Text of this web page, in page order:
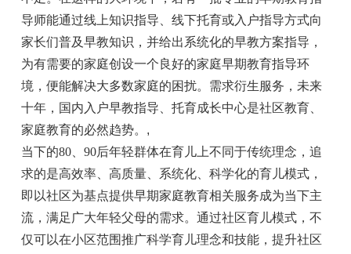
导师能通过线上知识指导、线下托育或入户指导方式向
家长们普及早教知识，并给出系统化的早教方案指导，
为有需要的家庭创设一个良好的家庭早期教育指导环
境，便能解决大多数家庭的困扰。需求衍生服务，未来
十年，国内入户早教指导、托育成长中心是社区教育、
家庭教育的必然趋势。 ,
当下的80、90后年轻群体在育儿上不同于传统理念，追
求的是高效率、高质量、系统化、科学化的育儿模式，
即以社区为基点提供早期家庭教育相关服务成为当下主
流，满足广大年轻父母的需求。通过社区育儿模式，不
仅可以在小区范围推广科学育儿理念和技能，提升社区